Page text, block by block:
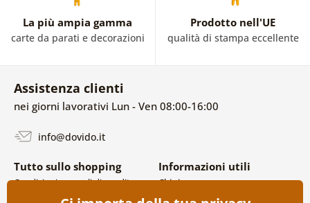
La più ampia gamma
carte da parati e decorazioni
Prodotto nell'UE
qualità di stampa eccellente
Assistenza clienti
nei giorni lavorativi Lun - Ven 08:00-16:00
info@dovido.it
Tutto sullo shopping
Condizioni generali di vendita e
Informazioni utili
Chi siamo
FAQ